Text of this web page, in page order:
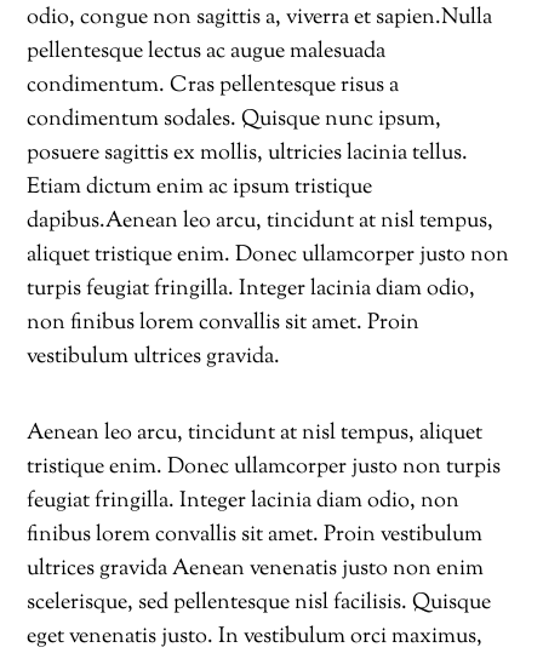
odio, congue non sagittis a, viverra et sapien.Nulla
pellentesque lectus ac augue malesuada
condimentum. Cras pellentesque risus a
condimentum sodales. Quisque nunc ipsum,
posuere sagittis ex mollis, ultricies lacinia tellus.
Etiam dictum enim ac ipsum tristique
dapibus.Aenean leo arcu, tincidunt at nisl tempus,
aliquet tristique enim. Donec ullamcorper justo non
turpis feugiat fringilla. Integer lacinia diam odio,
non finibus lorem convallis sit amet. Proin
vestibulum ultrices gravida.
Aenean leo arcu, tincidunt at nisl tempus, aliquet
tristique enim. Donec ullamcorper justo non turpis
feugiat fringilla. Integer lacinia diam odio, non
finibus lorem convallis sit amet. Proin vestibulum
ultrices gravida Aenean venenatis justo non enim
scelerisque, sed pellentesque nisl facilisis. Quisque
eget venenatis justo. In vestibulum orci maximus,